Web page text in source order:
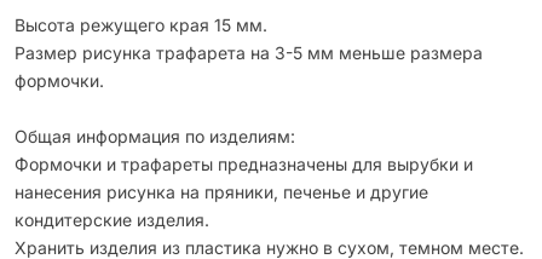
Высота режущего края 15 мм.
Размер рисунка трафарета на 3-5 мм меньше размера
формочки.
Общая информация по изделиям:
Формочки и трафареты предназначены для вырубки и
нанесения рисунка на пряники, печенье и другие
кондитерские изделия.
Хранить изделия из пластика нужно в сухом, темном месте.